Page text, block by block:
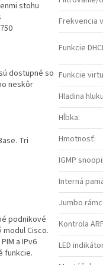
stohu
dostupné so
neskôr
Tri
podnikové
modul Cisco.
a IPv6
funkcie.
Frekvencia
Funkcie
Funkcie
Hladina
Hĺbka:
Hmotnosť:
IGMP
Interná
Jumbo
Kontrola
LED